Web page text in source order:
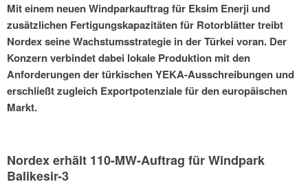
Mit einem neuen Windparkauftrag für Eksim Enerji und
zusätzlichen Fertigungskapazitäten für Rotorblätter treibt
Nordex seine Wachstumsstrategie in der Türkei voran. Der
Konzern verbindet dabei lokale Produktion mit den
Anforderungen der türkischen YEKA-Ausschreibungen und
erschließt zugleich Exportpotenziale für den europäischen
Markt.
Nordex erhält 110-MW-Auftrag für Windpark
Balikesir-3